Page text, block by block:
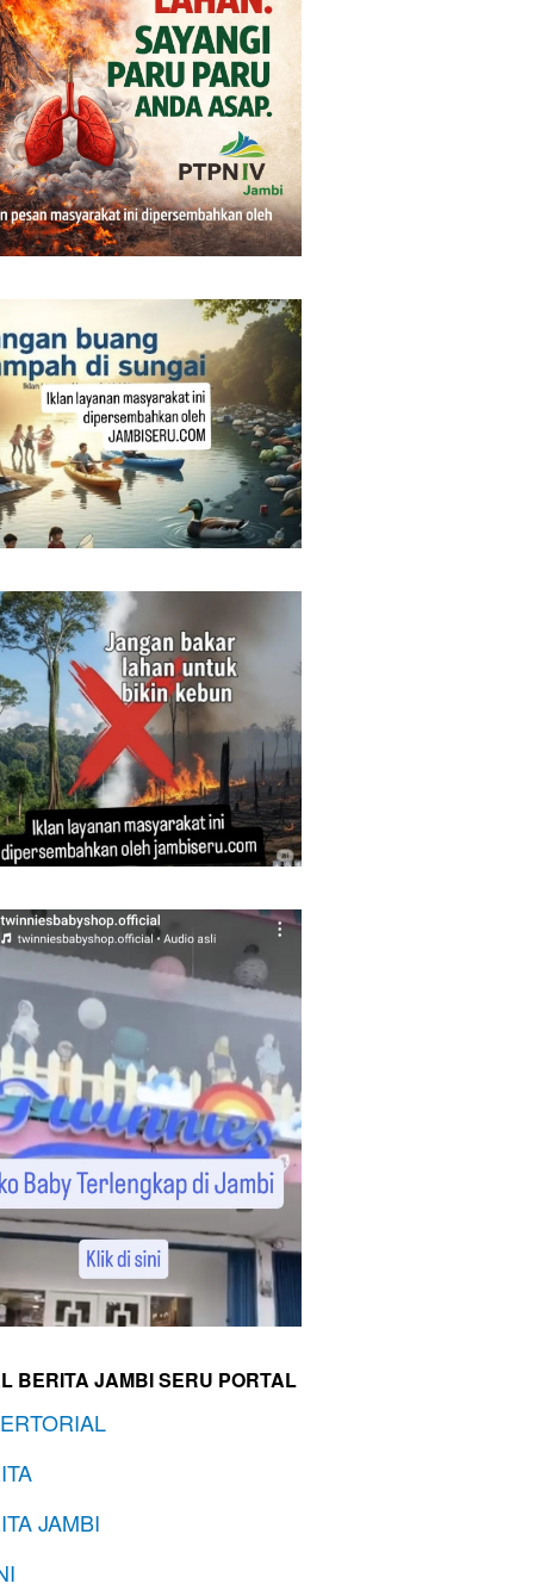
BERITA JAMBI SERU PORTAL
JAMBI